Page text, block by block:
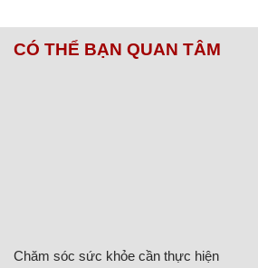
CÓ THỂ BẠN QUAN TÂM
Chăm sóc sức khỏe cần thực hiện